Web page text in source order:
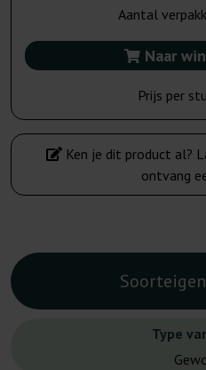
Aantal
Naar
Prijs per
Ken je dit product al?
ontvang
Type